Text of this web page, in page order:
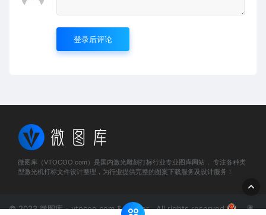
登录后评论
微图库（VTOCOO.com）是国内激光雕刻打标行业专业图库网站， 专注各种类
型激光机打标文件设计整理，为行业提供完整的图案下载服务及设计服务！
© 2023 微图库 - vtocoo.com & Lancer . All rights reserved 粤